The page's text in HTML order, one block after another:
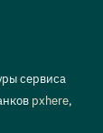
сервиса
pxhere,